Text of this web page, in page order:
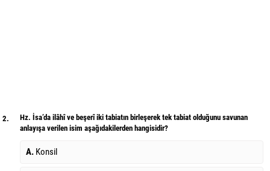
2.
Hz. İsa’da ilâhî ve beşerî iki tabiatın birleşerek tek tabiat olduğunu savunan
anlayışa verilen isim aşağıdakilerden hangisidir?
A. Konsil